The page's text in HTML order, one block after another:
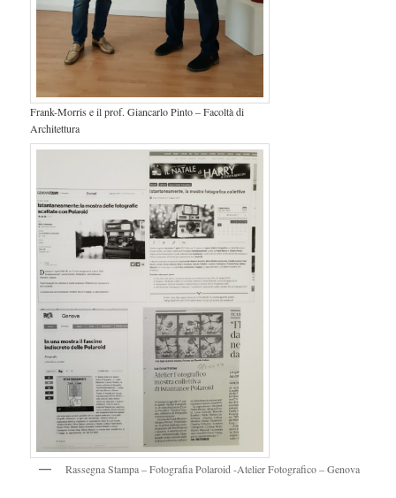
Frank-Morris e il prof. Giancarlo Pinto – Facoltà di
Architettura
Rassegna Stampa – Fotografia Polaroid -Atelier Fotografico – Genova